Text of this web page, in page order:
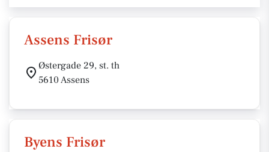
Assens Frisør
Østergade 29, st. th
5610 Assens
Byens Frisør